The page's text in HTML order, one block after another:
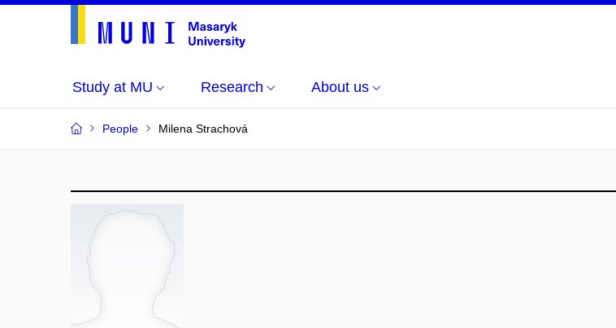
Study at MU Research About us
People Milena Strachová